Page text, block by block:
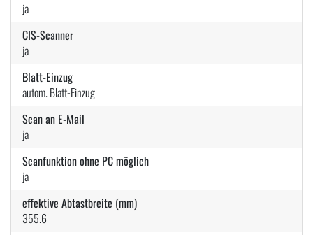
ja
CIS-Scanner
ja
Blatt-Einzug
autom. Blatt-Einzug
Scan an E-Mail
ja
Scanfunktion ohne PC möglich
ja
effektive Abtastbreite (mm)
355.6